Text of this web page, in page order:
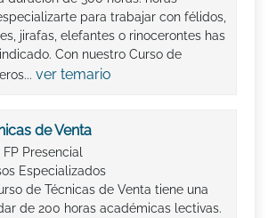
para trabajar con félidos,
jirafas, elefantes o rinocerontes has
Con nuestro Curso de
ver temario
de Venta
FP Presencial
Especializados
de Técnicas de Venta tiene una
de 200 horas académicas lectivas.